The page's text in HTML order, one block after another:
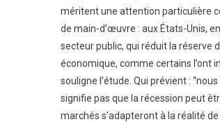
méritent une attention particulière
de main-d’œuvre : aux États-Unis,
secteur public, qui réduit la réserve
économique, comme certains l’ont
souligne l’étude. Qui prévient :
signifie pas que la récession peut
marchés s’adapteront à la réalité